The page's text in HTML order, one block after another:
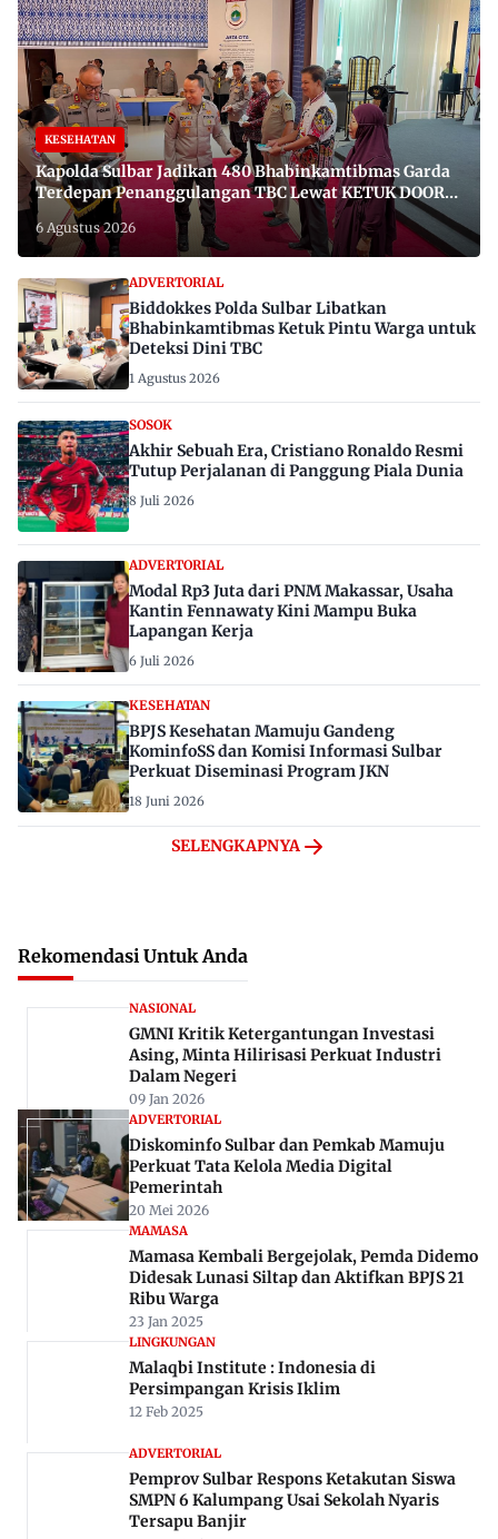
KESEHATAN
Kapolda Sulbar Jadikan 480 Bhabinkamtibmas Garda
Terdepan Penanggulangan TBC Lewat KETUK DOORS
di 650 Desa
6 Agustus 2026
ADVERTORIAL
Biddokkes Polda Sulbar Libatkan
Bhabinkamtibmas Ketuk Pintu Warga untuk
Deteksi Dini TBC
1 Agustus 2026
SOSOK
Akhir Sebuah Era, Cristiano Ronaldo Resmi
Tutup Perjalanan di Panggung Piala Dunia
8 Juli 2026
ADVERTORIAL
Modal Rp3 Juta dari PNM Makassar, Usaha
Kantin Fennawaty Kini Mampu Buka
Lapangan Kerja
6 Juli 2026
KESEHATAN
BPJS Kesehatan Mamuju Gandeng
KominfoSS dan Komisi Informasi Sulbar
Perkuat Diseminasi Program JKN
18 Juni 2026
SELENGKAPNYA
Rekomendasi Untuk Anda
NASIONAL
GMNI Kritik Ketergantungan Investasi
Asing, Minta Hilirisasi Perkuat Industri
Dalam Negeri
09 Jan 2026
ADVERTORIAL
Diskominfo Sulbar dan Pemkab Mamuju
Perkuat Tata Kelola Media Digital
Pemerintah
20 Mei 2026
MAMASA
Mamasa Kembali Bergejolak, Pemda Didemo
Didesak Lunasi Siltap dan Aktifkan BPJS 21
Ribu Warga
23 Jan 2025
LINGKUNGAN
Malaqbi Institute : Indonesia di
Persimpangan Krisis Iklim
12 Feb 2025
ADVERTORIAL
Pemprov Sulbar Respons Ketakutan Siswa
SMPN 6 Kalumpang Usai Sekolah Nyaris
Tersapu Banjir